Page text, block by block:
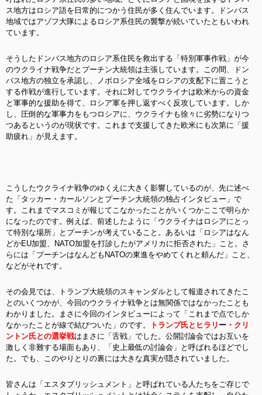
ス地方はロシア語を日常的につかう住民が多く住んでいます。ドンバス
地域ではアゾフ大隊によるロシア系住民の襲撃が続いていたともいわれ
ています。
そうしたドンバス地方のロシア系住民を救出する「特別軍事作戦」が今
のウクライナ戦争だとプーチン大統領は主張しています。この間、ドン
バス地方の独立を承認し、ノボロシア全域をロシアの支配下に置こうと
する作戦が進行しています。それに対してウクライナは欧米からの資金
と軍事的な援助を得て、ロシア軍を押し返すべく反攻しています。しか
し、圧倒的な軍事力をもつロシアに、ウクライナも徐々に劣勢になりつ
つあるというのが現状です。これまで支援してきた欧米にも次第に「援
助疲れ」が見えます。
こうしたウクライナ戦争のゆくえに大きく影響しているのが、先に述べ
た「タッカー・カールソンとプーチン大統領の独占インタビュー」で
す。これまでマスコミが報じてこなかったことがいくつかここで明らか
になったのです。例えば、前述したように「ウクライナはロシアにとっ
て特別な場所」とプーチンが考えていること。あるいは「ロシアはなん
どかEU加盟、NATO加盟を打診したがアメリカに拒否された」こと。さ
らには「プーチンはなんどもNATOの東進をやめてくれと頼んだ」こと、
などがそれです。
その会見では、トランプ大統領のスキャンダルとして報道されてきたこ
とのいくつかが、今回のウクライナ戦争とは無関係ではなかったことも
わかりました。まさに今回のインタビューによって「これまで点でしか
なかったことが線で結びついた」のです。
トランプ氏とヒラリ ー ・クリ
ントン氏との選挙戦はまさに「舌戦」でした。公開討論会ではお互いを
激しく非難する場面もあり、「史上最低の討論会」と呼ばれるほどでし
た。でも、このやりとりの裏には大きな真実が隠されていました。
皆さんは「エスタブリッシュメント」と呼ばれている人たちをご存じで